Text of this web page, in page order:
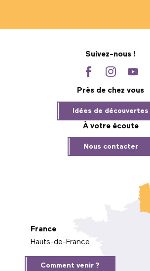
Suivez-nous !
Près de chez vous
Idées de découvertes
À votre écoute
Nous contacter
France
Hauts-de-France
Comment venir ?